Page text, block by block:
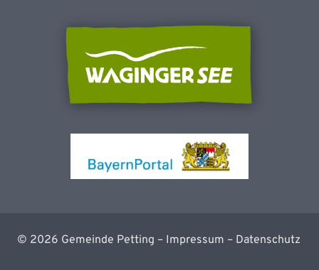
© 2026 Gemeinde Petting – Impressum – Datenschutz